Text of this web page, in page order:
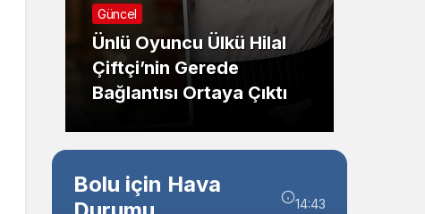
Güncel
Ünlü Oyuncu Ülkü Hilal
Çiftçi’nin Gerede
Bağlantısı Ortaya Çıktı
Bolu için Hava
14:43